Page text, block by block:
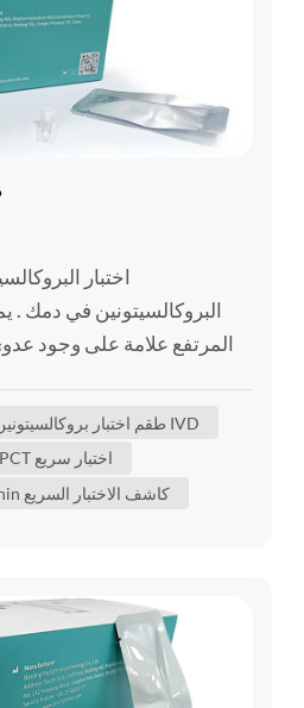
البروكالسيتونين في دمك
المرتفع علامة على وجود
للعدوى . يحدث الإنتان عندما
مجرى الدم . وهذا يؤدي
ويمكن أن يسبب تسارع
طقم اختبار بروكالسيتونين كاشف IVD
اختبار الكاشف البشري PCT اختبار سريع
فحص IVD Procalcitonin كاشف الاختبار السريع